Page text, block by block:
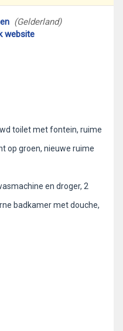
(Gelderland)
website
toilet met fontein, ruime
op groen, nieuwe ruime
en droger, 2
badkamer met douche,